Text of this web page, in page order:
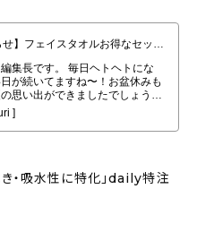
ット販売始めました。
・吸水性に特化」daily特注